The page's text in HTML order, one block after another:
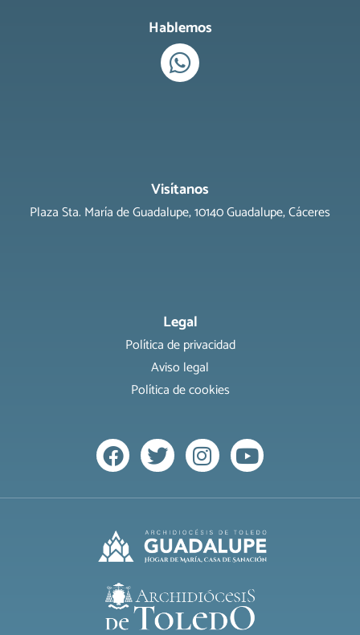
Hablemos
Visítanos
Plaza Sta. María de Guadalupe, 10140 Guadalupe, Cáceres
Legal
Política de privacidad
Aviso legal
Política de cookies